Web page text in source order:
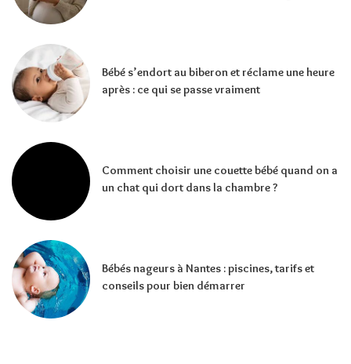
Bébé s’endort au biberon et réclame une heure
après : ce qui se passe vraiment
Comment choisir une couette bébé quand on a
un chat qui dort dans la chambre ?
Bébés nageurs à Nantes : piscines, tarifs et
conseils pour bien démarrer